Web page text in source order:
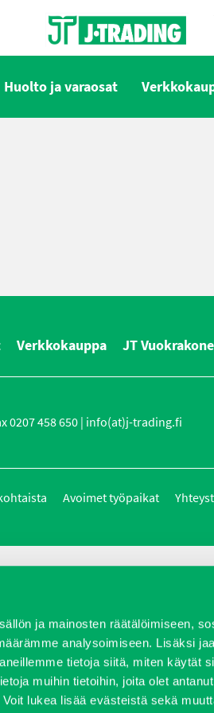
ja mainosten räätälöimiseen,
analysoimiseen. Lisäksi
tietoja siitä, miten käytät
muihin tietoihin, joita olet
lukea lisää evästeistä sekä
Huolto ja varaosat
Verkkokauppa JT Vuokrakone
0207 458 650 | info(at)j-trading.fi
Avoimet työpaikat